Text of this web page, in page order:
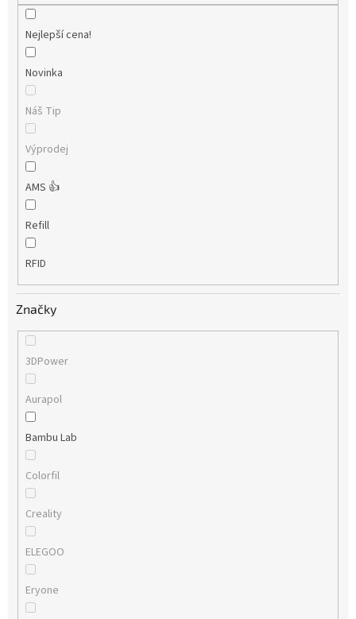
Nejlepší cena!
Novinka
Náš Tip
Výprodej
AMS 👍
Refill
RFID
Značky
3DPower
Aurapol
Bambu Lab
Colorfil
Creality
ELEGOO
Eryone